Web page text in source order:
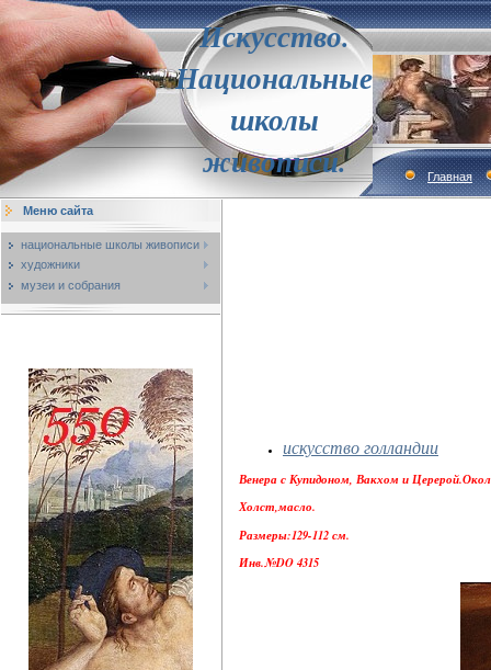
Искусство.
Национальные
школы
живописи.
Главная
Меню сайта
национальные школы живописи
художники
музеи и собрания
искусство голландии
Венера с Купидоном, Вакхом и
Холст,масло.
Размеры:129-112 см.
Инв.№DO 4315